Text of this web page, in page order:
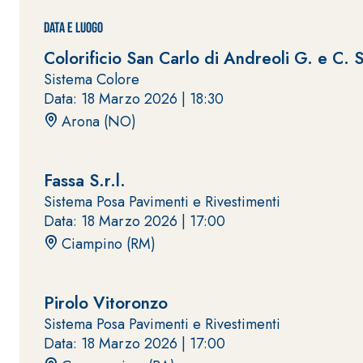
Data e Luogo
Colorificio San Carlo di Andreoli G. e C.
Sistema Colore
Data: 18 Marzo 2026 | 18:30
Arona (NO)
Fassa S.r.l.
Sistema Posa Pavimenti e Rivestimenti
Data: 18 Marzo 2026 | 17:00
Ciampino (RM)
Pirolo Vitoronzo
Sistema Posa Pavimenti e Rivestimenti
Data: 18 Marzo 2026 | 17:00
AQUAZIP ONE PRO
Guaina impermeabilizzante elastica
cementizia